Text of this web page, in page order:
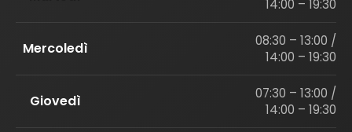
14:00 – 19:30
Mercoledì
08:30 – 13:00 /
14:00 – 19:30
Giovedì
07:30 – 13:00 /
14:00 – 19:30